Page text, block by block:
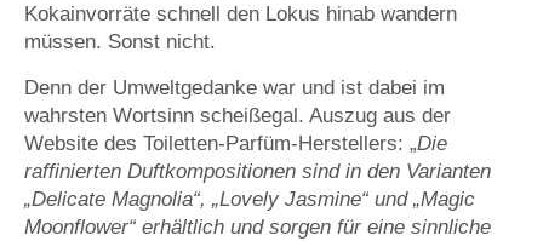
Kokainvorräte schnell den Lokus hinab wandern
müssen. Sonst nicht.
Denn der Umweltgedanke war und ist dabei im
wahrsten Wortsinn scheißegal. Auszug aus der
Website des Toiletten-Parfüm-Herstellers: „Die
raffinierten Duftkompositionen sind in den Varianten
„Delicate Magnolia“, „Lovely Jasmine“ und „Magic
Moonflower“ erhältlich und sorgen für eine sinnliche